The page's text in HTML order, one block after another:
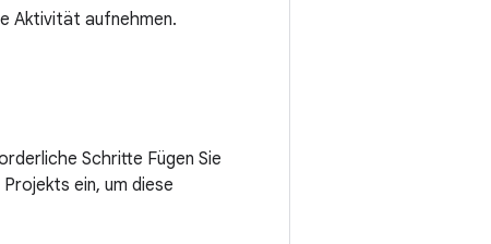
Aktivität aufnehmen.
Schritte Fügen Sie
Projekts ein, um diese